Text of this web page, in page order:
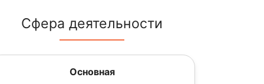
Сфера деятельности
Основная